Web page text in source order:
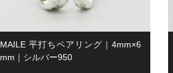
MAILE 平打ちペアリング｜4mm×6
mm｜シルバー950